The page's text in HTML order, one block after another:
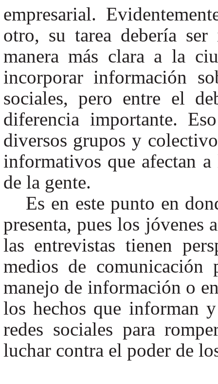
empresarial.
otro, su tarea debería
manera más clara a la
incorporar información
sociales, pero entre el
diferencia importante.
diversos grupos y
informativos que afectan
de la gente.
Es en este punto en
presenta, pues los jóvenes
las entrevistas tienen
medios de
manejo de información o
los hechos que informan
redes sociales para
luchar contra el poder de